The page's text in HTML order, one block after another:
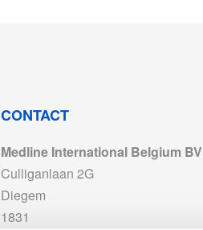
CONTACT
Medline International Belgium BV
Culliganlaan 2G
Diegem
1831